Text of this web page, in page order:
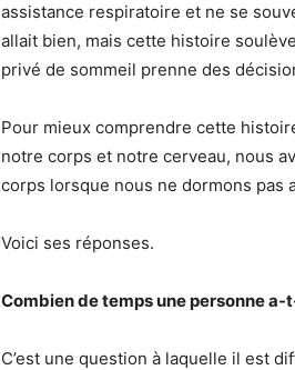
assistance respiratoire et ne se
allait bien, mais cette histoire
privé de sommeil prenne des
Pour mieux comprendre cette
notre corps et notre cerveau, nous
corps lorsque nous ne dormons pas
Voici ses réponses.
Combien de temps une personne
C’est une question à laquelle il est